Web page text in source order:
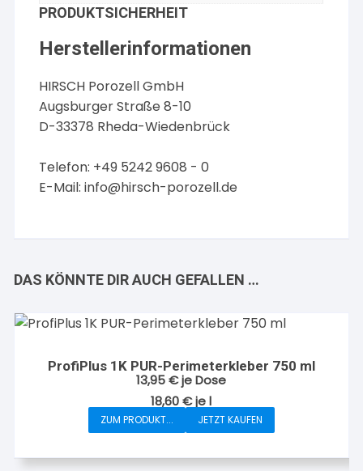
PRODUKTSICHERHEIT
Herstellerinformationen
HIRSCH Porozell GmbH
Augsburger Straße 8-10
D-33378 Rheda-Wiedenbrück
Telefon: +49 5242 9608 - 0
E-Mail:info@hirsch-porozell.de
DAS KÖNNTE DIR AUCH GEFALLEN …
ProfiPlus 1K PUR-Perimeterkleber 750 ml
13,95€je Dose
18,60€jel
ZUM PRODUKT... JETZT KAUFEN